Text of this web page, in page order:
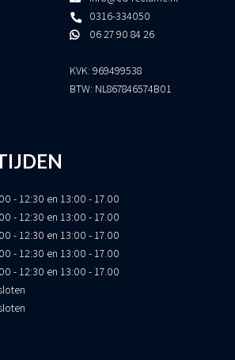
0316-334050
06 27 90 84 26
KVK: 969499538
BTW: NL867846574B01
- 12:30 en 13:00 - 17.00
- 12:30 en 13:00 - 17.00
- 12:30 en 13:00 - 17.00
- 12:30 en 13:00 - 17.00
- 12:30 en 13:00 - 17.00